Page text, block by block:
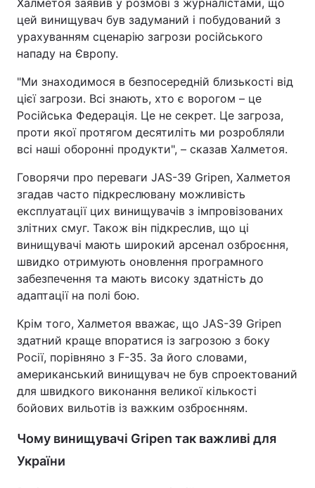
цей винищувач був задуманий і побудований з
урахуванням сценарію загрози російського
нападу на Європу.
"Ми знаходимося в безпосередній близькості від
цієї загрози. Всі знають, хто є ворогом – це
Російська Федерація. Це не секрет. Це загроза,
проти якої протягом десятиліть ми розробляли
всі наші оборонні продукти", – сказав Халметоя.
Говорячи про переваги JAS-39 Gripen, Халметоя
згадав часто підкреслювану можливість
експлуатації цих винищувачів з імпровізованих
злітних смуг. Також він підкреслив, що ці
винищувачі мають широкий арсенал озброєння,
швидко отримують оновлення програмного
забезпечення та мають високу здатність до
адаптації на полі бою.
Крім того, Халметоя вважає, що JAS-39 Gripen
здатний краще впоратися із загрозою з боку
Росії, порівняно з F-35. За його словами,
американський винищувач не був спроектований
для швидкого виконання великої кількості
бойових вильотів із важким озброєнням.
Чому винищувачі Gripen так важливі для
України